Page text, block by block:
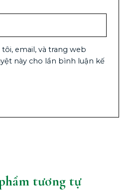
tôi, email, và trang web
này cho lần bình luận kế
tương tự